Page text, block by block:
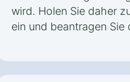
wird. Holen Sie daher
ein und beantragen Sie